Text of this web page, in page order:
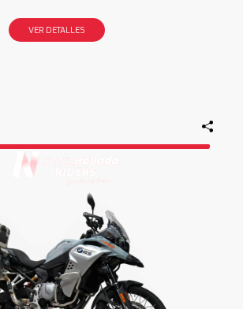
VER DETALLES